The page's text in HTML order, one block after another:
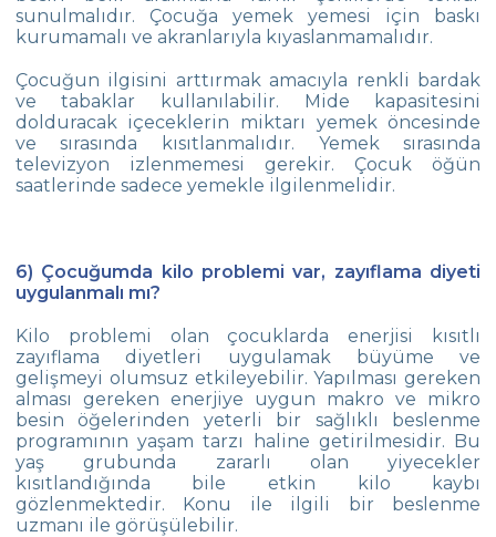
sunulmalıdır. Çocuğa yemek yemesi için baskı
kurumamalı ve akranlarıyla kıyaslanmamalıdır.
Çocuğun ilgisini arttırmak amacıyla renkli bardak
ve tabaklar kullanılabilir. Mide kapasitesini
dolduracak içeceklerin miktarı yemek öncesinde
ve sırasında kısıtlanmalıdır. Yemek sırasında
televizyon izlenmemesi gerekir. Çocuk öğün
saatlerinde sadece yemekle ilgilenmelidir.
6) Çocuğumda kilo problemi var, zayıflama diyeti
uygulanmalı mı?
Kilo problemi olan çocuklarda enerjisi kısıtlı
zayıflama diyetleri uygulamak büyüme ve
gelişmeyi olumsuz etkileyebilir. Yapılması gereken
alması gereken enerjiye uygun makro ve mikro
besin öğelerinden yeterli bir sağlıklı beslenme
programının yaşam tarzı haline getirilmesidir. Bu
yaş grubunda zararlı olan yiyecekler
kısıtlandığında bile etkin kilo kaybı
gözlenmektedir. Konu ile ilgili bir beslenme
uzmanı ile görüşülebilir.